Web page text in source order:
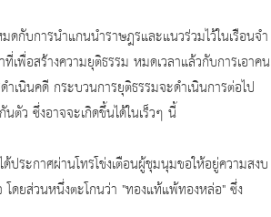
กับการนำแกนนำราษฎรและแนวร่วมไว้ในเรือนจำ
เพื่อสร้างความยุติธรรม หมดเวลาแล้วกับการเอาคน
เนินคดี กระบวนการยุติธรรมจะดำเนินการต่อไป
ตัว ซึ่งอาจจะเกิดขึ้นได้ในเร็วๆ นี้
ระกาศผ่านโทรโข่งเตือนผู้ชุมนุมขอให้อยู่ความสงบ
ดยส่วนหนึ่งตะโกนว่า "ทองแท้แพ้ทองหล่อ" ซึ่ง